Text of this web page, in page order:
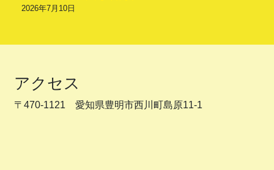
2026年7月10日
アクセス
〒470-1121 愛知県豊明市西川町島原11-1